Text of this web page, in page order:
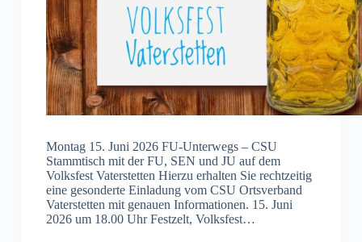
Montag 15. Juni 2026 FU-Unterwegs – CSU
Stammtisch mit der FU, SEN und JU auf dem
Volksfest Vaterstetten Hierzu erhalten Sie rechtzeitig
eine gesonderte Einladung vom CSU Ortsverband
Vaterstetten mit genauen Informationen. 15. Juni
2026 um 18.00 Uhr Festzelt, Volksfest…